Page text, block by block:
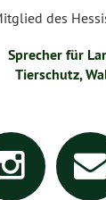
des
Sprecher für
Tierschutz,